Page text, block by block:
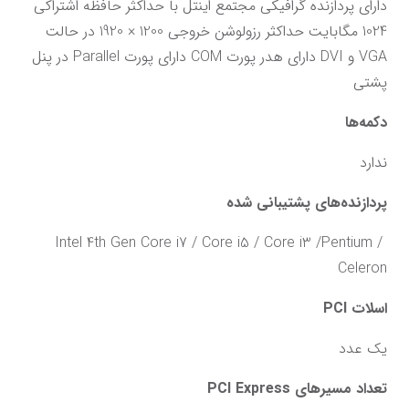
پشتی
دکمه‌ها
ندارد
پردازنده‌های پشتیبانی شده
Intel 4th Gen Core i7 / Core i5 / Core i3 /Pentium /
Celeron
اسلات PCI
یک عدد
تعداد مسیرهای PCI Express